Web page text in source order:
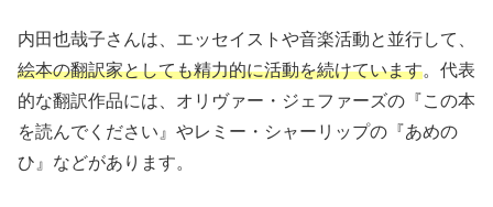
内田也哉子さんは、エッセイストや音楽活動と並行して、
絵本の翻訳家としても精力的に活動を続けています。代表
的な翻訳作品には、オリヴァー・ジェファーズの『この本
を読んでください』やレミー・シャーリップの『あめの
ひ』などがあります。